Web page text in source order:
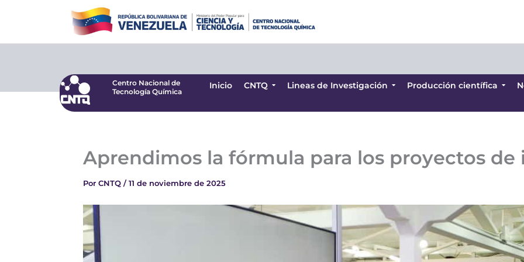
Tecnología Química
CNTQ
Centro Nacional de
Tecnología Química
Inicio CNTQ Lineas de Investigación Producción científica
Aprendimos la fórmula para los proyectos de
Por CNTQ /11 de noviembre de 2025